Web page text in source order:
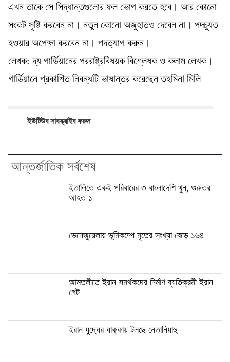
এখন তাকে সে সিদ্ধান্তগুলোর ফল ভোগ করতে হবে। আর কোনো
সংকট সৃষ্টি করবেন না। নতুন কোনো অজুহাতও দেবেন না। পদচ্যুত
হওয়ার অপেক্ষা করবেন না। পদত্যাগ করুন।
লেখক: দ্য গার্ডিয়ানের পররাষ্ট্রবিষয়ক বিশ্লেষক ও কলাম লেখক।
গার্ডিয়ানে প্রকাশিত নিবন্ধটি ভাষান্তর করেছেন তহমিনা মিলি
ইউটিউব সাবস্ক্রাইব করুন
আন্তর্জাতিক সর্বশেষ
ইতালিতে একই পরিবারের ৩ বাংলাদেশি খুন, গুরুতর
আহত ১
ভেনেজুয়েলায় ভূমিকম্পে মৃতের সংখ্যা বেড়ে ১৬৪
আমতলীতে ইরান সমর্থকদের নির্মাণ ব্যতিক্রমী ইরান
গেট
ইরান যুদ্ধের ধাক্কায় টলছে নেতানিয়াহু